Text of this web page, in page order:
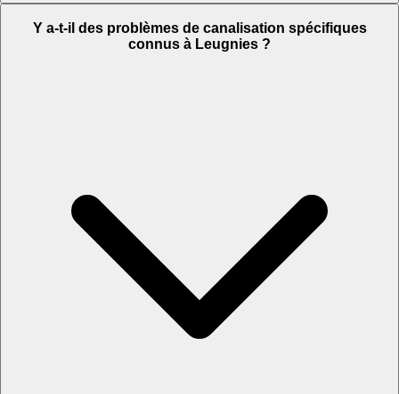
Y a-t-il des problèmes de canalisation spécifiques
connus à Leugnies ?